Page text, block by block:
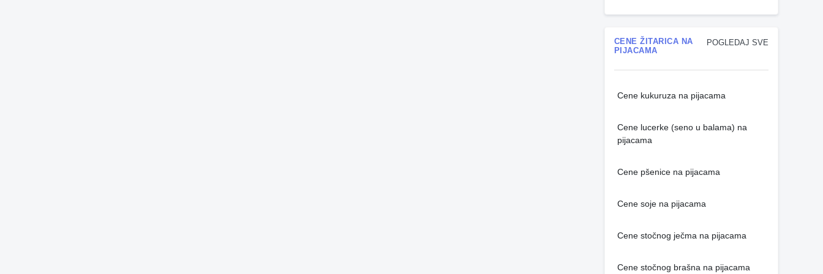
POGLEDAJ SVE
CENE ŽITARICA NA
PIJACAMA
Cene kukuruza na pijacama
Cene lucerke (seno u balama) na
pijacama
Cene pšenice na pijacama
Cene soje na pijacama
Cene stočnog ječma na pijacama
Cene stočnog brašna na pijacama